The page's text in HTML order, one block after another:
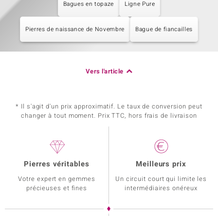
Bagues en topaze Ligne Pure
Pierres de naissance de Novembre Bague de fiancailles
Vers l'article
* Il s'agit d'un prix approximatif. Le taux de conversion peut
changer à tout moment. Prix TTC, hors frais de livraison
Pierres véritables
Votre expert en gemmes
précieuses et fines
Meilleurs prix
Un circuit court qui limite les
intermédiaires onéreux